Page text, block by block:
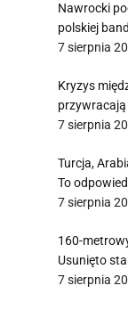
Nawrocki
polskiej
7 sierpnia
Kryzys
7 sierpnia
Turcja,
To
7 sierpnia
160-
Usunięto
7 sierpnia